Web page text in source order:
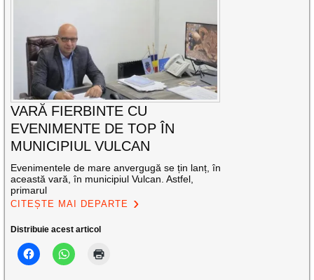
VARĂ FIERBINTE CU
EVENIMENTE DE TOP ÎN
MUNICIPIUL VULCAN
Evenimentele de mare anvergugă se țin lanț, în
această vară, în municipiul Vulcan. Astfel,
primarul
CITEȘTE MAI DEPARTE
Distribuie acest articol